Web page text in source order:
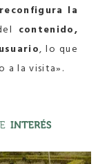
la
contenido,
, lo que
a la visita».